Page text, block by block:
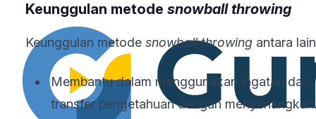
Keunggulan metode snowball throwing
Keunggulan metode snowball throwing antara
Membantu dalam menggunakan ingatan dan
transfer pengetahuan dengan menyenangkan.